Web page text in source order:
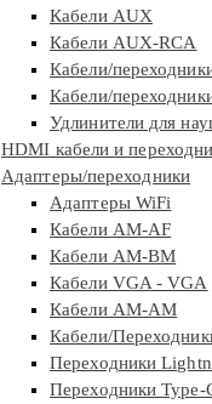
Кабели AUX
Кабели AUX-RCA
Кабели/
Кабели/
Удлинители для
HDMI кабели и
Адаптеры/переходники
Адаптеры WiFi
Кабели AM-AF
Кабели AM-BM
Кабели VGA - VGA
Кабели АМ-АМ
Кабели/
Переходники
Переходники Type-